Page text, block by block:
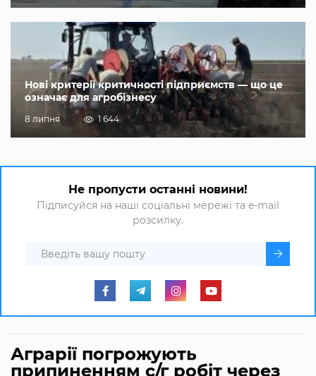
Нові критерії критичності підприємств — що це
означає для агробізнесу
8 липня 1 644
Не пропусти останні новини!
Підписуйся на наші соціальні мережі та e-mail
розсилку.
Аграрії погрожують
припиненням с/г робіт через